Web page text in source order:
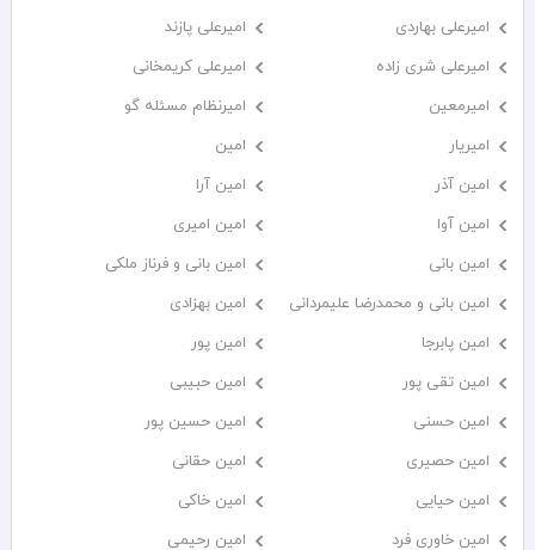
امیرعلی بهاردی
امیرعلی پازند
امیرعلی شری زاده
امیرعلی کریمخانی
امیرمعین
امیرنظام مسئله گو
امیریار
امین
امین آذر
امین آرا
امین آوا
امین امیری
امین بانی
امین بانی و فرناز ملکی
امین بانی و محمدرضا علیمردانی
امین بهزادی
امین پابرجا
امین پور
امین تقی پور
امین حبیبی
امین حسنی
امین حسین پور
امین حصیری
امین حقانی
امین حیایی
امین خاکی
امین خاوری فرد
امین رحیمی